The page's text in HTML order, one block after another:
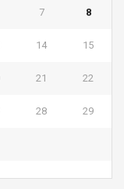
7 8
14 15
21 22
28 29